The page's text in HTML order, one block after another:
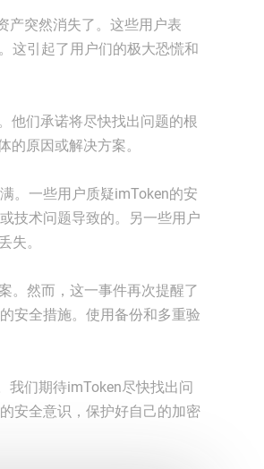
产突然消失了。这些用户表
这引起了用户们的极大恐慌和
他们承诺将尽快找出问题的根
原因或解决方案。
。一些用户质疑imToken的安
技术问题导致的。另一些用户
失。
。然而，这一事件再次提醒了
安全措施。使用备份和多重验
我们期待imToken尽快找出问
安全意识，保护好自己的加密